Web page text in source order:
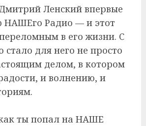
Ленский впервые
НАШЕго Радио — и этот
в его жизни. С
стало для него не просто
делом, в котором
и волнению, и
ты попал на НАШЕ